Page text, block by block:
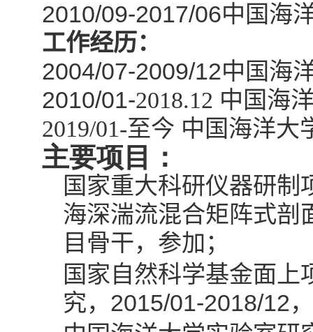
2010/09-2017/06中国海
工作经历：
2004/07-2009/12中国海
2010/01-2018.12 中国海
2019/01-至今 中国海洋大
主要项目：
国家重大科研仪器研制
海深湍流混合矩阵式剖
目骨干，参加；
国家自然科学基金面上
究， 2015/01-2018/12